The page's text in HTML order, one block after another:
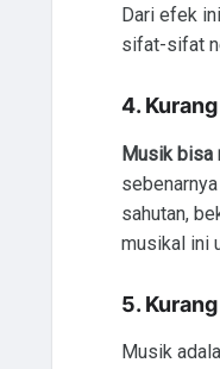
Dari efek
sifat-sifat
4.
Musik bisa
sahutan,
musikal ini
5.
Musik